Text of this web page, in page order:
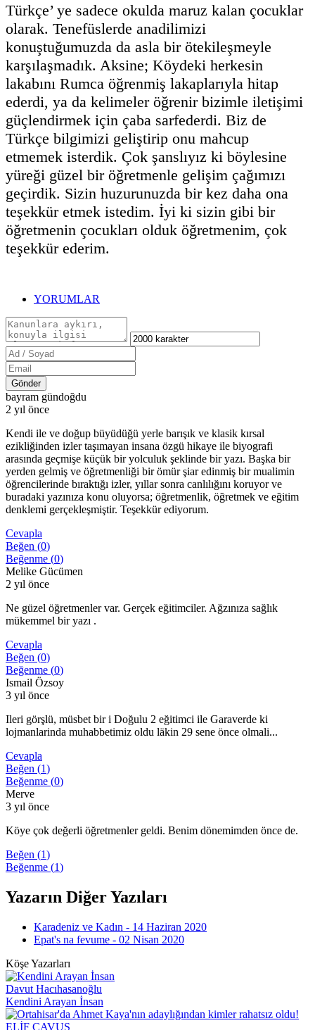
Türkçe’ ye sadece okulda maruz kalan çocuklar
olarak. Tenefüslerde anadilimizi
konuştuğumuzda da asla bir ötekileşmeyle
karşılaşmadık. Aksine; Köydeki herkesin
lakabını Rumca öğrenmiş lakaplarıyla hitap
ederdi, ya da kelimeler öğrenir bizimle iletişimi
güçlendirmek için çaba sarfederdi. Biz de
Türkçe bilgimizi geliştirip onu mahcup
etmemek isterdik. Çok şanslıyız ki böylesine
yüreği güzel bir öğretmenle gelişim çağımızı
geçirdik. Sizin huzurunuzda bir kez daha ona
teşekkür etmek istedim. İyi ki sizin gibi bir
öğretmenin çocukları olduk öğretmenim, çok
teşekkür ederim.
YORUMLAR
Gönder
bayram gündoğdu
2 yıl önce
Kendi ile ve doğup büyüdüğü yerle barışık ve klasik kırsal
ezikliğinden izler taşımayan insana özgü hikaye ile biyografi
arasında geçmişe küçük bir yolculuk şeklinde bir yazı. Başka bir
yerden gelmiş ve öğretmenliği bir ömür şiar edinmiş bir mualimin
öğrencilerinde bıraktığı izler, yıllar sonra canlılığını koruyor ve
buradaki yazınıza konu oluyorsa; öğretmenlik, öğretmek ve eğitim
denklemi gerçekleşmiştir. Teşekkür ediyorum.
Cevapla
Beğen (0)
Beğenme (0)
Melike Gücümen
2 yıl önce
Ne güzel öğretmenler var. Gerçek eğitimciler. Ağzınıza sağlık
mükemmel bir yazı .
Cevapla
Beğen (0)
Beğenme (0)
Ismail Özsoy
3 yıl önce
Ileri görşlü, müsbet bir i Doğulu 2 eğitimci ile Garaverde ki
lojmanlarinda muhabbetimiz oldu läkin 29 sene önce olmali...
Cevapla
Beğen (1)
Beğenme (0)
Merve
3 yıl önce
Köye çok değerli öğretmenler geldi. Benim dönemimden önce de.
Beğen (1)
Beğenme (1)
Yazarın Diğer Yazıları
Karadeniz ve Kadın - 14 Haziran 2020
Epat's na fevume - 02 Nisan 2020
Köşe Yazarları
Davut Hacıhasanoğlu
Kendini Arayan İnsan
ELİF ÇAVUŞ